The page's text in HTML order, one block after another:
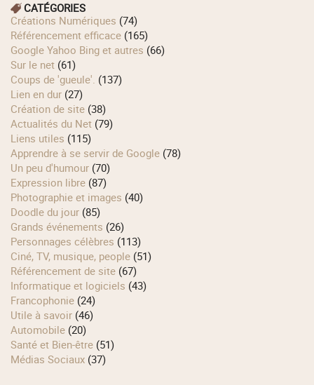
CATÉGORIES
Créations Numériques (74)
Référencement efficace (165)
Google Yahoo Bing et autres (66)
Sur le net (61)
Coups de 'gueule'. (137)
Lien en dur (27)
Création de site (38)
Actualités du Net (79)
Liens utiles (115)
Apprendre à se servir de Google (78)
Un peu d'humour (70)
Expression libre (87)
Photographie et images (40)
Doodle du jour (85)
Grands événements (26)
Personnages célèbres (113)
Ciné, TV, musique, people (51)
Référencement de site (67)
Informatique et logiciels (43)
Francophonie (24)
Utile à savoir (46)
Automobile (20)
Santé et Bien-être (51)
Médias Sociaux (37)